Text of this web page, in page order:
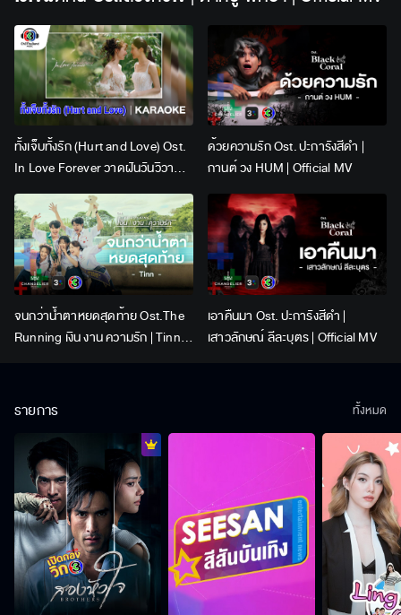
ทั้งเจ็บทั้งรัก (Hurt and Love) Ost.
In Love Forever วาดฝันวันวิวาห์ |
Lingling Kwong x Orm
Kornnaphat | Official Karaoke
ด้วยความรัก Ost. ปะการังสีดำ |
กานต์ วง HUM | Official MV
จนกว่าน้ำตาหยดสุดท้าย Ost.The
Running เงิน งาน ความรัก | Tinn |
เอาคืนมา Ost. ปะการังสีดำ |
เสาวลักษณ์ ลีละบุตร | Official MV
รายการ ทั้งหมด